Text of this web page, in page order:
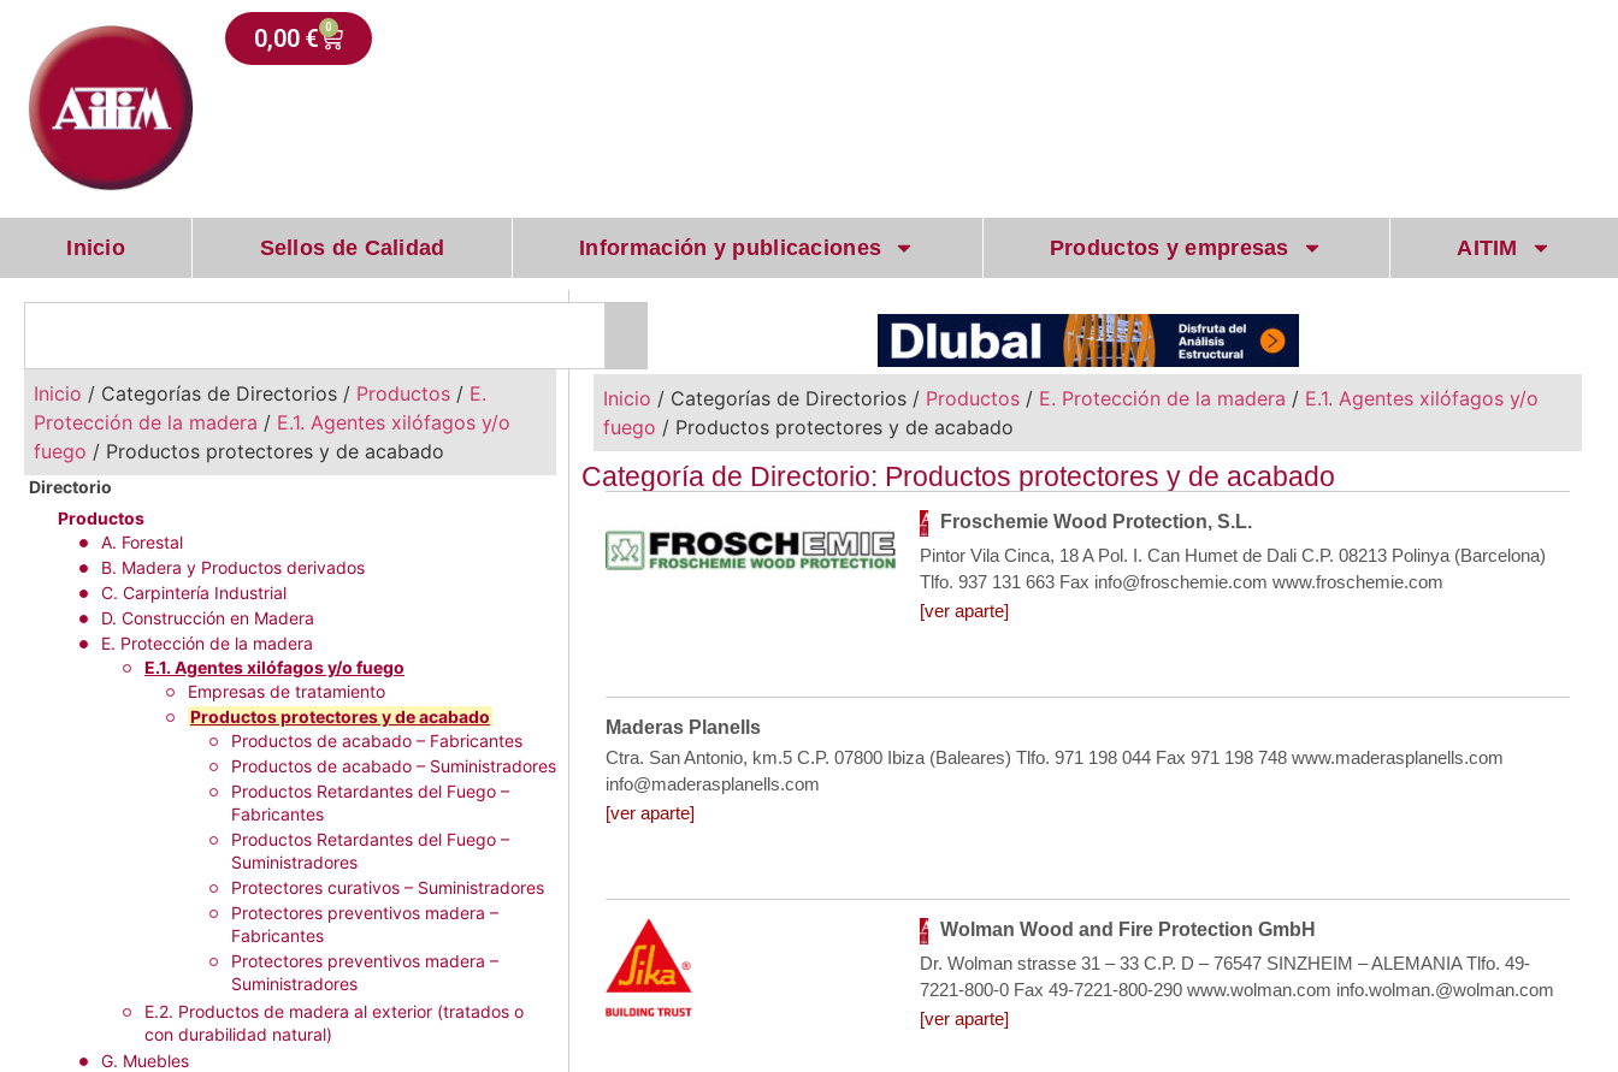
0,00 € 0
Inicio Sellos de Calidad Información y publicaciones Productos y empresas AITIM
Inicio / Categorías de Directorios / Productos / E.
Protección de la madera / E.1. Agentes xilófagos y/o
fuego / Productos protectores y de acabado
Productos
A. Forestal
B. Madera y Productos derivados
C. Carpintería Industrial
D. Construcción en Madera
E. Protección de la madera
E.1. Agentes xilófagos y/o fuego
Empresas de tratamiento
Productos protectores y de acabado
Productos de acabado – Fabricantes
Productos de acabado – Suministradores
Productos Retardantes del Fuego –
Fabricantes
Productos Retardantes del Fuego –
Suministradores
Protectores curativos – Suministradores
Protectores preventivos madera –
Fabricantes
Protectores preventivos madera –
Suministradores
E.2. Productos de madera al exterior (tratados o
con durabilidad natural)
G. Muebles
Inicio / Categorías de Directorios / Productos / E. Protección de la madera / E.1. Agentes xilófagos y/o
fuego / Productos protectores y de acabado
Categoría de Directorio: Productos protectores y de acabado
Froschemie Wood Protection, S.L.
Pintor Vila Cinca, 18 A Pol. I. Can Humet de Dali C.P. 08213 Polinya (Barcelona)
Tlfo. 937 131 663 Fax info@froschemie.com www.froschemie.com
[ver aparte]
Maderas Planells
Ctra. San Antonio, km.5 C.P. 07800 Ibiza (Baleares) Tlfo. 971 198 044 Fax 971 198 748 www.maderasplanells.com
info@maderasplanells.com
[ver aparte]
Wolman Wood and Fire Protection GmbH
Dr. Wolman strasse 31 – 33 C.P. D – 76547 SINZHEIM – ALEMANIA Tlfo. 49-
7221-800-0 Fax 49-7221-800-290 www.wolman.com info.wolman.@wolman.com
[ver aparte]